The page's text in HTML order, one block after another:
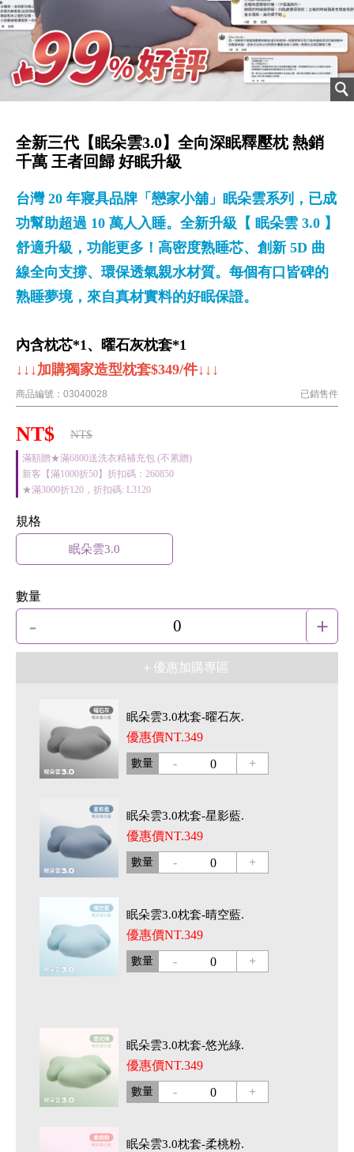
全新三代【眠朵雲3.0】全向深眠釋壓枕 熱銷
千萬 王者回歸 好眠升級
台灣 20 年寢具品牌「戀家小舖」眠朵雲系列，已成
功幫助超過 10 萬人入睡。全新升級【 眠朵雲 3.0 】
舒適升級，功能更多！高密度熟睡芯、創新 5D 曲
線全向支撐、環保透氣親水材質。每個有口皆碑的
熟睡夢境，來自真材實料的好眠保證。
內含枕芯*1、曜石灰枕套*1
↓↓↓加購獨家造型枕套$349/件↓↓↓
商品編號： 03040028 已銷售件
NT$ NT$
滿額贈★滿6800送洗衣精補充包 (不累贈)
新客【滿1000折50】折扣碼：260850
★滿3000折120，折扣碼: L3120
規格
眠朵雲3.0
數量
- 0 +
＋優惠加購專區
眠朵雲3.0枕套-曜石灰.
優惠價NT.349
數量 - 0 +
眠朵雲3.0枕套-星影藍.
優惠價NT.349
數量 - 0 +
眠朵雲3.0枕套-晴空藍.
優惠價NT.349
數量 - 0 +
眠朵雲3.0枕套-悠光綠.
優惠價NT.349
數量 - 0 +
眠朵雲3.0枕套-柔桃粉.